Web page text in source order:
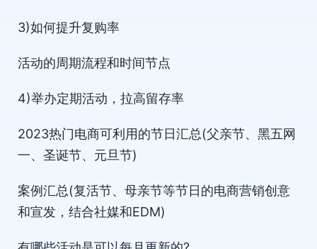
3)如何提升复购率
活动的周期流程和时间节点
4)举办定期活动，拉高留存率
2023热门电商可利用的节日汇总(父亲节、黑五网
一、圣诞节、元旦节)
案例汇总(复活节、母亲节等节日的电商营销创意
和宣发，结合社媒和EDM)